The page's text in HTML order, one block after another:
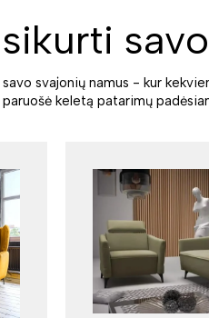
svajonių namus - kur
keletą patarimų